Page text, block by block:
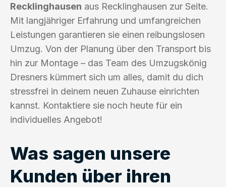
Recklinghausen aus Recklinghausen zur Seite.
Mit langjähriger Erfahrung und umfangreichen
Leistungen garantieren sie einen reibungslosen
Umzug. Von der Planung über den Transport bis
hin zur Montage – das Team des Umzugskönig
Dresners kümmert sich um alles, damit du dich
stressfrei in deinem neuen Zuhause einrichten
kannst. Kontaktiere sie noch heute für ein
individuelles Angebot!
Was sagen unsere
Kunden über ihren